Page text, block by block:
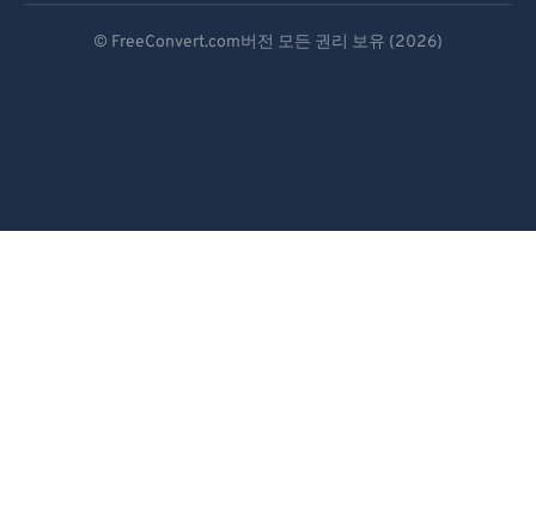
© FreeConvert.com버전 모든 권리 보유 (2026)